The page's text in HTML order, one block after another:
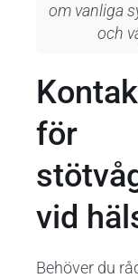
om vanliga
och
för
vid
Behöver du